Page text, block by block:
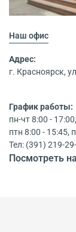
Наш офис
Адрес:
г. Красноярск,
График работы:
пн-чт 8:00 -
птн 8:00 - 15:45,
Тел: (391) 219-
Посмотреть